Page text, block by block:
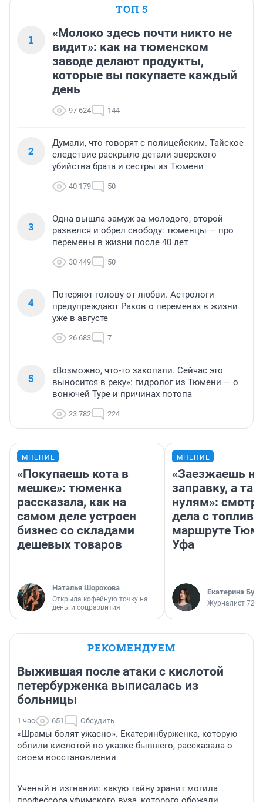
ТОП 5
1
«Молоко здесь почти никто не
видит»: как на тюменском
заводе делают продукты,
которые вы покупаете каждый
день
97 624 144
2
Думали, что говорят с полицейским. Тайское
следствие раскрыло детали зверского
убийства брата и сестры из Тюмени
40 179 50
3
Одна вышла замуж за молодого, второй
развелся и обрел свободу: тюменцы — про
перемены в жизни после 40 лет
30 449 50
4
Потеряют голову от любви. Астрологи
предупреждают Раков о переменах в жизни
уже в августе
26 683 7
5
«Возможно, что-то закопали. Сейчас это
выносится в реку»: гидролог из Тюмени — о
вонючей Туре и причинах потопа
23 782 224
МНЕНИЕ
«Покупаешь кота в
мешке»: тюменка
рассказала, как на
самом деле устроен
бизнес со складами
дешевых товаров
Наталья Шорохова
Открыла кофейную точку на
деньги соцразвития
МНЕНИЕ
«Заезжаешь на
заправку, а
нулям»:
дела с
маршруте
Уфа
Екатерина
Журналист
РЕКОМЕНДУЕМ
Выжившая после атаки с кислотой
петербурженка выписалась из
больницы
1 час 651 Обсудить
«Шрамы болят ужасно». Екатеринбурженка, которую
облили кислотой по указке бывшего, рассказала о
своем восстановлении
Ученый в изгнании: какую тайну хранит могила